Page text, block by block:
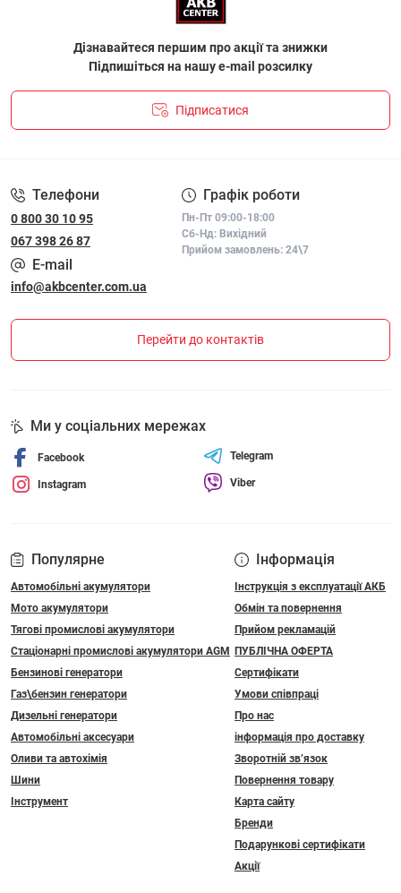
Дізнавайтеся першим про акції та знижки
Підпишіться на нашу e-mail розсилку
Підписатися
Телефони
0 800 30 10 95
067 398 26 87
Графік роботи
Пн-Пт 09:00-18:00
Сб-Нд: Вихідний
Прийом замовлень: 24\7
E-mail
info@akbcenter.com.ua
Перейти до контактів
Популярне
Автомобільні акумулятори
Мото акумулятори
Тягові промислові акумулятори
Стаціонарні промислові акумулятори АGM
Бензинові генератори
Газ\бензин генератори
Дизельні генератори
Автомобільні аксесуари
Оливи та автохімія
Шини
Інструмент
Інформація
Інструкція з експлуатації АКБ
Обмін та повернення
Прийом рекламацій
ПУБЛІЧНА ОФЕРТА
Сертифікати
Умови співпраці
Про нас
інформація про доставку
Зворотній зв’язок
Повернення товару
Карта сайту
Бренди
Подарункові сертифікати
Акції
Ми у соціальних мережах
Facebook
Instagram
Telegram
Viber